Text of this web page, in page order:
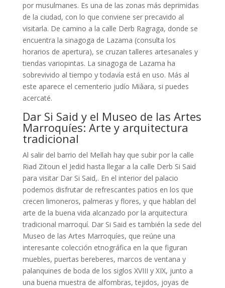
por musulmanes. Es una de las zonas más deprimidas
de la ciudad, con lo que conviene ser precavido al
visitarla. De camino a la calle Derb Ragraga, donde se
encuentra la sinagoga de Lazama (consulta los
horarios de apertura), se cruzan talleres artesanales y
tiendas variopintas. La sinagoga de Lazama ha
sobrevivido al tiempo y todavía está en uso. Más al
este aparece el cementerio judío Miâara, si puedes
acercaté.
Dar Si Said y el Museo de las Artes
Marroquíes: Arte y arquitectura
tradicional
Al salir del barrio del Mellah hay que subir por la calle
Riad Zitoun el Jedid hasta llegar a la calle Derb Si Said
para visitar Dar Si Said,. En el interior del palacio
podemos disfrutar de refrescantes patios en los que
crecen limoneros, palmeras y flores, y que hablan del
arte de la buena vida alcanzado por la arquitectura
tradicional marroquí. Dar Si Said es también la sede del
Museo de las Artes Marroquíes, que reúne una
interesante colección etnográfica en la que figuran
muebles, puertas bereberes, marcos de ventana y
palanquines de boda de los siglos XVIII y XIX, junto a
una buena muestra de alfombras, tejidos, joyas de